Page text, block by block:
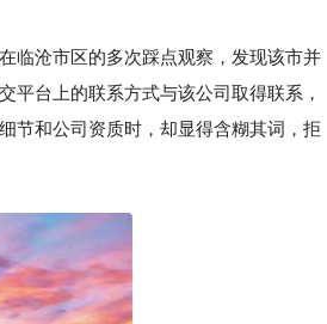
临沧市区的多次踩点观察，发现该市并
平台上的联系方式与该公司取得联系，
节和公司资质时，却显得含糊其词，拒